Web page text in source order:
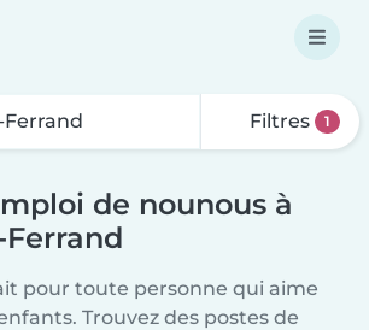
Filtres 1
de nounous à
pour toute personne qui aime
Trouvez des postes de